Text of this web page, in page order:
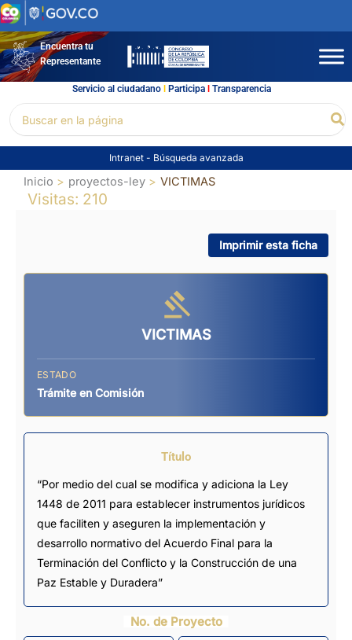
Ir
al
contenidoEncuentra tu
Representante
Servicio al ciudadano l Participal Transparencia
por:
Intranet - Búsqueda avanzada
Inicio proyectos-ley VICTIMAS
Visitas: 210
Imprimir esta ficha
VICTIMAS
ESTADO
Trámite en Comisión
Título
“Por medio del cual se modifica y adiciona la Ley
1448 de 2011 para establecer instrumentos jurídicos
que faciliten y aseguren la implementación y
desarrollo normativo del Acuerdo Final para la
Terminación del Conflicto y la Construcción de una
Paz Estable y Duradera”
No. de Proyecto